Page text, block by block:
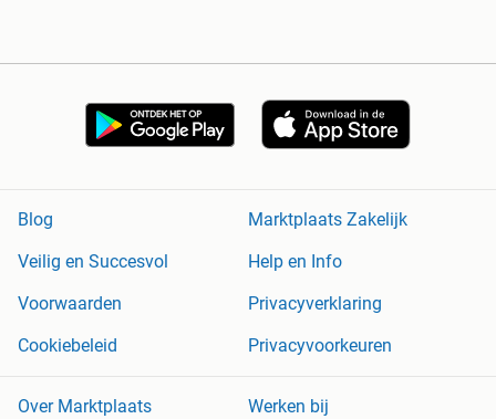
Blog
Marktplaats Zakelijk
Veilig en Succesvol
Help en Info
Voorwaarden
Privacyverklaring
Cookiebeleid
Privacyvoorkeuren
Over Marktplaats
Werken bij